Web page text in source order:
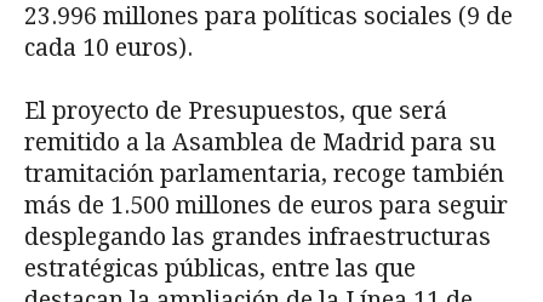
23.996 millones para políticas sociales (9 de
cada 10 euros).
El proyecto de Presupuestos, que será
remitido a la Asamblea de Madrid para su
tramitación parlamentaria, recoge también
más de 1.500 millones de euros para seguir
desplegando las grandes infraestructuras
estratégicas públicas, entre las que